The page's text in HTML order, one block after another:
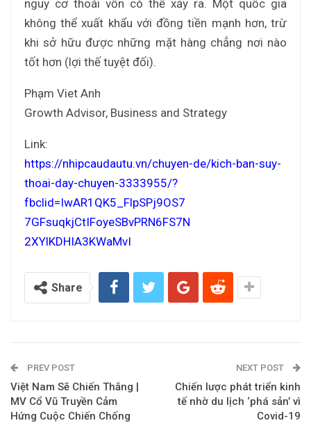
nguy cơ thoái vốn có thể xảy ra. Một quốc gia
không thể xuất khẩu với đồng tiền mạnh hơn, trừ
khi sở hữu được những mặt hàng chẳng nơi nào
tốt hơn (lợi thế tuyệt đối).
Phạm Viet Anh
Growth Advisor, Business and Strategy
Link:
https://nhipcaudautu.vn/chuyen-de/kich-ban-suy-
thoai-day-chuyen-3333955/?
fbclid=IwAR1QK5_FlpSPj9OS7
7GFsuqkjCtIFoyeSBvPRN6FS7N
2XYlKDHIA3KWaMvI
Share
PREV POST
Việt Nam Sẽ Chiến Thắng |
MV Cổ Vũ Truyền Cảm
Hứng Cuộc Chiến Chống
NEXT POST
Chiến lược phát triển kinh
tế nhờ du lịch ‘phá sản’ vì
Covid-19